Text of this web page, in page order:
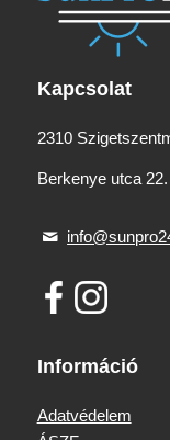
Kapcsolat
2310
Berkenye utca 22.
Információ
Adatvédelem